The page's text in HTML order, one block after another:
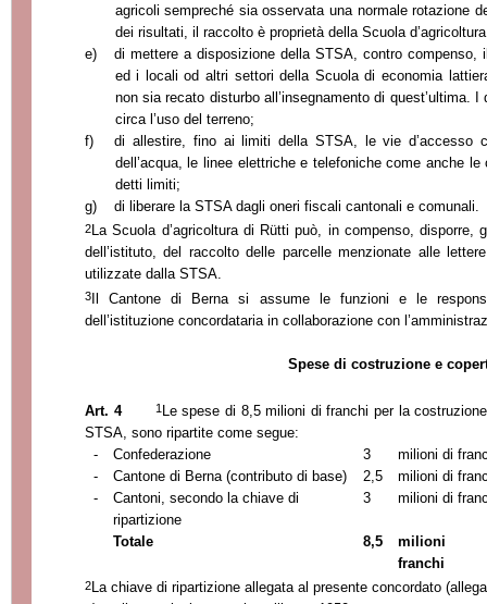
agricoli sempreché sia osservata una normale rotazione
dei risultati, il raccolto è proprietà della Scuola
e)
di mettere a disposizione della STSA, contro compenso,
ed i locali od altri settori della Scuola di economia
non sia recato disturbo all’insegnamento di quest’ultima.
circa l’uso del terreno;
f)
di allestire, fino ai limiti della STSA, le vie d’accesso
dell’acqua, le linee elettriche e telefoniche come anche
detti limiti;
g)
di liberare la STSAdagli oneri fiscali cantonali e comunali.
2La Scuolad’agricoltura di Rütti può, in compenso, disporre,
dell’istituto, del raccolto delle parcelle menzionate alle
utilizzate dalla STSA.
3
Il Cantone di Berna si assume le funzioni e le
dell’istituzione concordataria in collaborazione con
Spese di costruzione e
Art. 4 1Le spese di 8,5 milioni di franchi per la
STSA, sono ripartite come segue:
-
Confederazione 3
milioni di
-
Cantone di Berna (contributo di base) 2,5
milioni di
-
Cantoni, secondo la chiave di
ripartizione
3 milioni di
Totale 8,5
milioni
franchi
2La chiave di ripartizione allegata al presente concordato